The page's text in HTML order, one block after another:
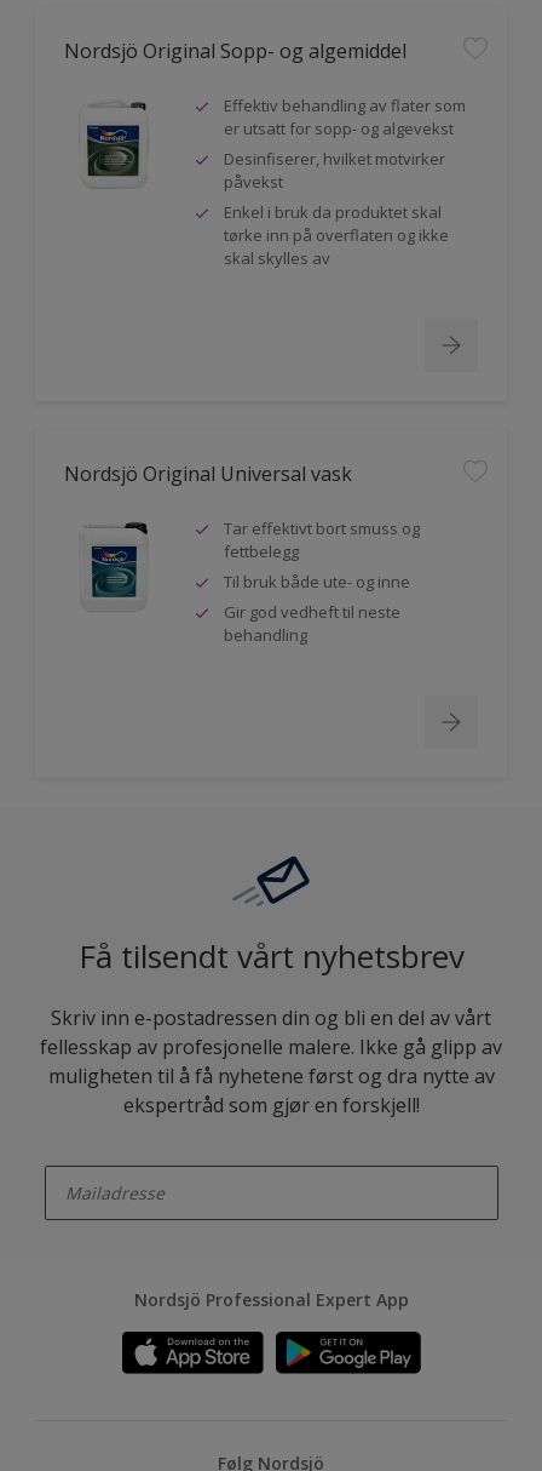
Nordsjö Original Sopp- og algemiddel
Effektiv behandling av flater som
er utsatt for sopp- og algevekst
Desinfiserer, hvilket motvirker
påvekst
Enkel i bruk da produktet skal
tørke inn på overflaten og ikke
skal skylles av
Nordsjö Original Universal vask
Tar effektivt bort smuss og
fettbelegg
Til bruk både ute- og inne
Gir god vedheft til neste
behandling
Få tilsendt vårt nyhetsbrev
Skriv inn e-postadressen din og bli en del av vårt
fellesskap av profesjonelle malere. Ikke gå glipp av
muligheten til å få nyhetene først og dra nytte av
ekspertråd som gjør en forskjell!
Nordsjö Professional Expert App
Følg Nordsjö